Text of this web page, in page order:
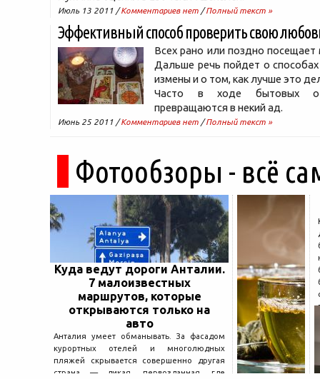
Июль 13 2011 /Комментариев нет /Полный текст »
Эффективный способ проверить свою
Всех рано или поздно
Дальше речь пойдет о
измены и о том, как лучше это
Часто в ходе бытовых
превращаются в некий ад.
Июнь 25 2011 /Комментариев нет /Полный текст »
Фотообзоры - всё
Куда ведут дороги Анталии.
7 малоизвестных
маршрутов, которые
открываются только на
авто
Анталия умеет обманывать. За фасадом
курортных отелей и многолюдных
пляжей скрывается совершенно другая
страна — дикая, первозданная, где